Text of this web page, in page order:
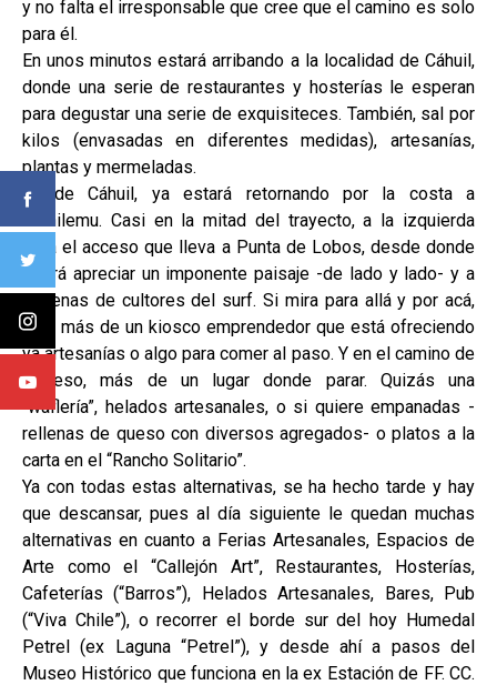
y no falta el irresponsable que cree que el camino es solo
para él.
En unos minutos estará arribando a la localidad de Cáhuil,
donde una serie de restaurantes y hosterías le esperan
para degustar una serie de exquisiteces. También, sal por
kilos (envasadas en diferentes medidas), artesanías,
plantas y mermeladas.
Desde Cáhuil, ya estará retornando por la costa a
Pichilemu. Casi en la mitad del trayecto, a la izquierda
está el acceso que lleva a Punta de Lobos, desde donde
podrá apreciar un imponente paisaje -de lado y lado- y a
decenas de cultores del surf. Si mira para allá y por acá,
verá más de un kiosco emprendedor que está ofreciendo
ya artesanías o algo para comer al paso. Y en el camino de
regreso, más de un lugar donde parar. Quizás una
“waflería”, helados artesanales, o si quiere empanadas -
rellenas de queso con diversos agregados- o platos a la
carta en el “Rancho Solitario”.
Ya con todas estas alternativas, se ha hecho tarde y hay
que descansar, pues al día siguiente le quedan muchas
alternativas en cuanto a Ferias Artesanales, Espacios de
Arte como el “Callejón Art”, Restaurantes, Hosterías,
Cafeterías (“Barros”), Helados Artesanales, Bares, Pub
(“Viva Chile”), o recorrer el borde sur del hoy Humedal
Petrel (ex Laguna “Petrel”), y desde ahí a pasos del
Museo Histórico que funciona en la ex Estación de FF. CC.